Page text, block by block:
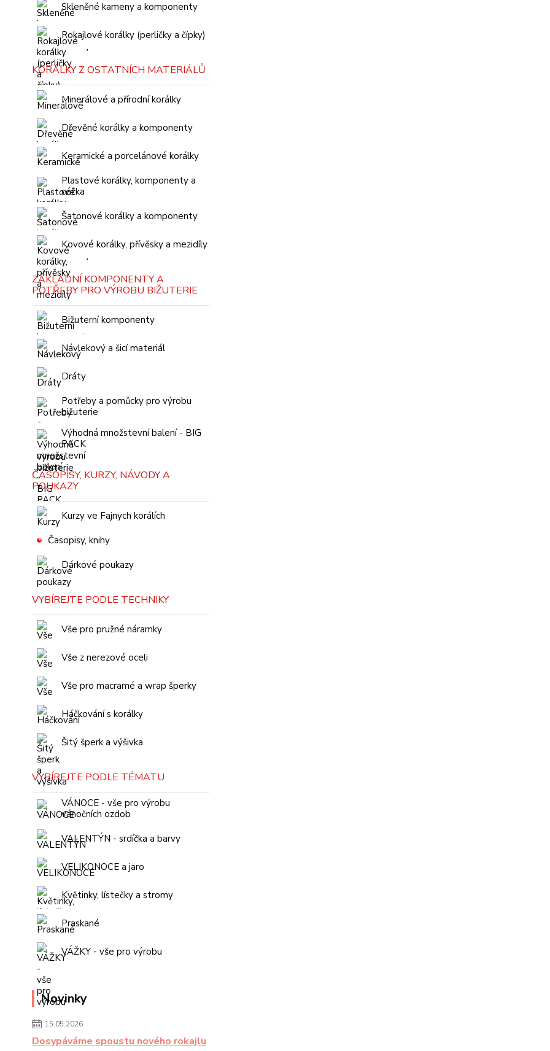
Skleněné kameny a komponenty
Rokajlové korálky (perličky a čípky)
KORÁLKY Z OSTATNÍCH MATERIÁLŮ
Minerálové a přírodní korálky
Dřevěné korálky a komponenty
Keramické a porcelánové korálky
Plastové korálky, komponenty a
céčka
Šatonové korálky a komponenty
Kovové korálky, přívěsky a mezidíly
ZÁKLADNÍ KOMPONENTY A
POTŘEBY PRO VÝROBU BIŽUTERIE
Bižuterní komponenty
Návlekový a šicí materiál
Dráty
Potřeby a pomůcky pro výrobu
bižuterie
Výhodná množstevní balení - BIG
PACK
ČASOPISY, KURZY, NÁVODY A
POUKAZY
Kurzy ve Fajnych korálích
Časopisy, knihy
Dárkové poukazy
VYBÍREJTE PODLE TECHNIKY
Vše pro pružné náramky
Vše z nerezové oceli
Vše pro macramé a wrap šperky
Háčkování s korálky
Šitý šperk a výšivka
VYBÍREJTE PODLE TÉMATU
VÁNOCE - vše pro výrobu
vánočních ozdob
VALENTÝN - srdíčka a barvy
VELIKONOCE a jaro
Květinky, lístečky a stromy
Praskané
VÁŽKY - vše pro výrobu
Novinky
15.05.2026
Dosypáváme spoustu nového rokajlu